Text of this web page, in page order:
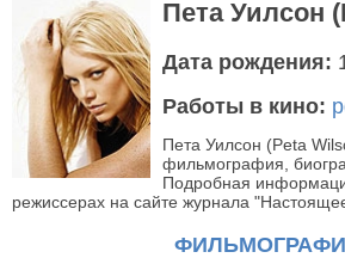
Пета Уилсон
Дата рождения:
Работы в кино:
Пета Уилсон (Peta
фильмография,
Подробная
режиссерах на сайте журнала